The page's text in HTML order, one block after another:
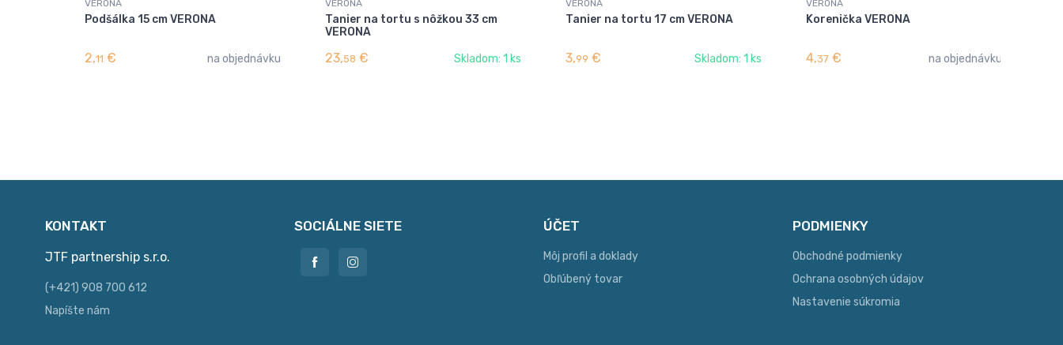
VERONA
Podšálka 15 cm VERONA
2,11 € na objednávku
VERONA
Tanier na tortu s nôžkou 33 cm
VERONA
23,58 € Skladom: 1 ks
VERONA
Tanier na tortu 17 cm VERONA
3,99 € Skladom: 1 ks
VERONA
Korenička VERONA
4,37 € na objednávku
KONTAKT
JTF partnership s.r.o.
(+421) 908 700 612
Napíšte nám
SOCIÁLNE SIETE ÚČET
Môj profil a doklady
Obľúbený tovar
PODMIENKY
Obchodné podmienky
Ochrana osobných údajov
Nastavenie súkromia